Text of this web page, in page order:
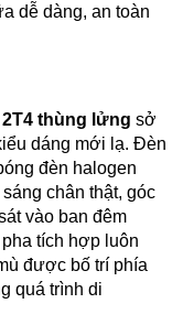
dễ dàng, an toàn
2T4 thùng lửng sở
dáng mới lạ. Đèn
đèn halogen
chân thật, góc
vào ban đêm
tích hợp luôn
được bố trí phía
quá trình di